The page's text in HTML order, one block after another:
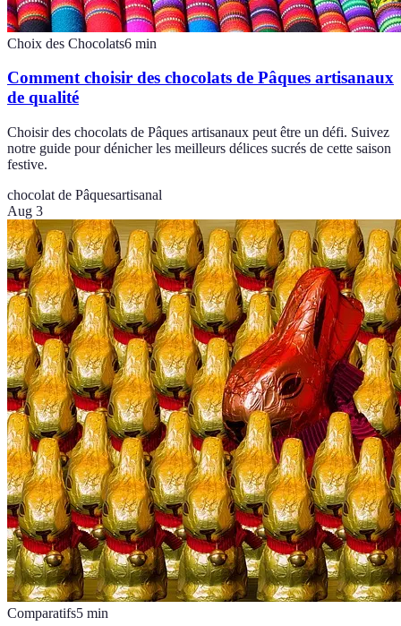
Choix des Chocolats6 min
Comment choisir des chocolats de Pâques artisanaux
de qualité
Choisir des chocolats de Pâques artisanaux peut être un défi. Suivez
notre guide pour dénicher les meilleurs délices sucrés de cette saison
festive.
chocolat de Pâquesartisanal
Aug 3
Comparatifs5 min